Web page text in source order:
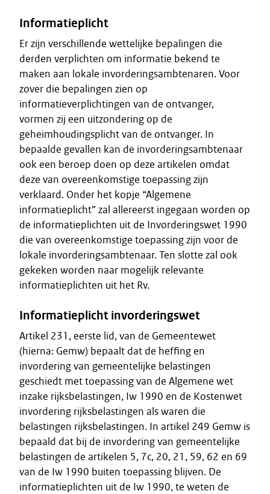
Informatieplicht
Er zijn verschillende wettelijke bepalingen die
derden verplichten om informatie bekend te
maken aan lokale invorderingsambtenaren. Voor
zover die bepalingen zien op
informatieverplichtingen van de ontvanger,
vormen zij een uitzondering op de
geheimhoudingsplicht van de ontvanger. In
bepaalde gevallen kan de invorderingsambtenaar
ook een beroep doen op deze artikelen omdat
deze van overeenkomstige toepassing zijn
verklaard. Onder het kopje “Algemene
informatieplicht” zal allereerst ingegaan worden op
de informatieplichten uit de Invorderingswet 1990
die van overeenkomstige toepassing zijn voor de
lokale invorderingsambtenaar. Ten slotte zal ook
gekeken worden naar mogelijk relevante
informatieplichten uit het Rv.
Informatieplicht invorderingswet
Artikel 231, eerste lid, van de Gemeentewet
(hierna: Gemw) bepaalt dat de heffing en
invordering van gemeentelijke belastingen
geschiedt met toepassing van de Algemene wet
inzake rijksbelastingen, Iw 1990 en de Kostenwet
invordering rijksbelastingen als waren die
belastingen rijksbelastingen. In artikel 249 Gemw is
bepaald dat bij de invordering van gemeentelijke
belastingen de artikelen 5, 7c, 20, 21, 59, 62 en 69
van de Iw 1990 buiten toepassing blijven. De
informatieplichten uit de Iw 1990, te weten de